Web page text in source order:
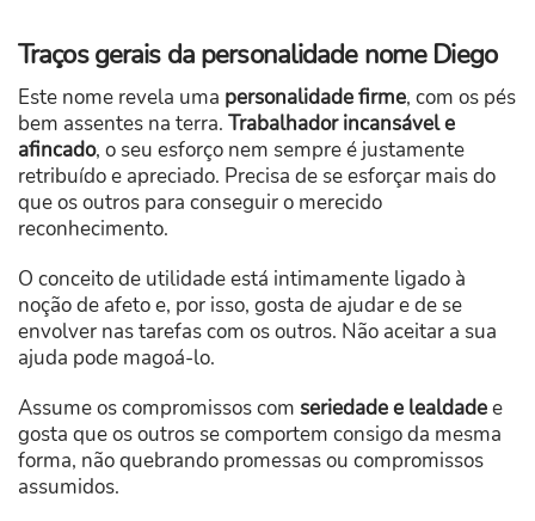
Traços gerais da personalidade nome Diego
Este nome revela uma personalidade firme, com os pés
bem assentes na terra. Trabalhador incansável e
afincado, o seu esforço nem sempre é justamente
retribuído e apreciado. Precisa de se esforçar mais do
que os outros para conseguir o merecido
reconhecimento.
O conceito de utilidade está intimamente ligado à
noção de afeto e, por isso, gosta de ajudar e de se
envolver nas tarefas com os outros. Não aceitar a sua
ajuda pode magoá-lo.
Assume os compromissos com seriedade e lealdadee
gosta que os outros se comportem consigo da mesma
forma, não quebrando promessas ou compromissos
assumidos.